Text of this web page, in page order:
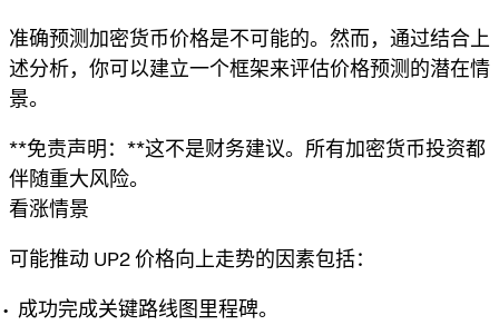
准确预测加密货币价格是不可能的。然而，通过结合上
述分析，你可以建立一个框架来评估价格预测的潜在情
景。
**免责声明：**这不是财务建议。所有加密货币投资都
伴随重大风险。
看涨情景
可能推动 UP2 价格向上走势的因素包括：
成功完成关键路线图里程碑。